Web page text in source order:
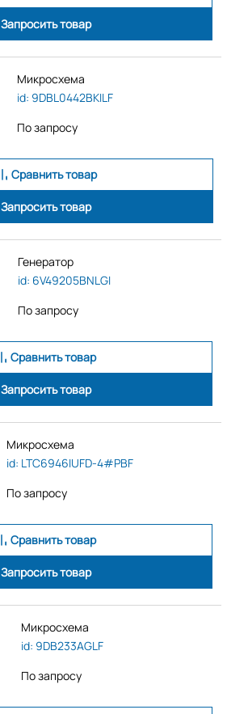
Запросить товар
Микросхема
id: 9DBL0442BKILF
По запросу
Сравнить товар
Запросить товар
Генератор
id: 6V49205BNLGI
По запросу
Сравнить товар
Запросить товар
Микросхема
id: LTC6946IUFD-4#PBF
По запросу
Сравнить товар
Запросить товар
Микросхема
id: 9DB233AGLF
По запросу